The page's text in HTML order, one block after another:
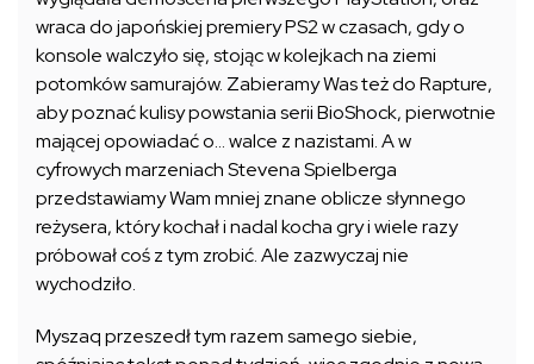
wraca do japońskiej premiery PS2 w czasach, gdy o
konsole walczyło się, stojąc w kolejkach na ziemi
potomków samurajów. Zabieramy Was też do Rapture,
aby poznać kulisy powstania serii BioShock, pierwotnie
mającej opowiadać o… walce z nazistami. A w
cyfrowych marzeniach Stevena Spielberga
przedstawiamy Wam mniej znane oblicze słynnego
reżysera, który kochał i nadal kocha gry i wiele razy
próbował coś z tym zrobić. Ale zazwyczaj nie
wychodziło.
Myszaq przeszedł tym razem samego siebie,